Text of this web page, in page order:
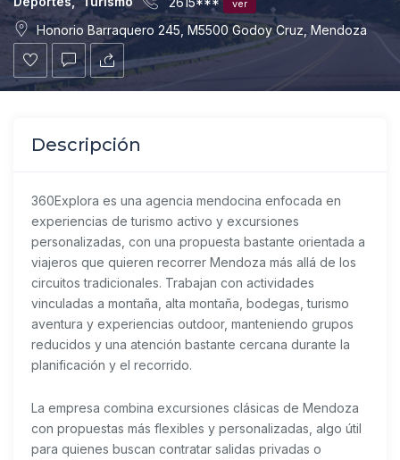
ver
Honorio Barraquero 245, M5500 Godoy Cruz, Mendoza
Descripción
360Explora es una agencia mendocina enfocada en
experiencias de turismo activo y excursiones
personalizadas, con una propuesta bastante orientada a
viajeros que quieren recorrer Mendoza más allá de los
circuitos tradicionales. Trabajan con actividades
vinculadas a montaña, alta montaña, bodegas, turismo
aventura y experiencias outdoor, manteniendo grupos
reducidos y una atención bastante cercana durante la
planificación y el recorrido.
La empresa combina excursiones clásicas de Mendoza
con propuestas más flexibles y personalizadas, algo útil
para quienes buscan contratar salidas privadas o